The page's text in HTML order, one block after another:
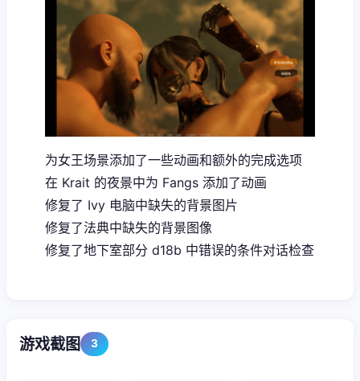
为女王场景添加了一些动画和额外的完成选项
在 Krait 的夜景中为 Fangs 添加了动画
修复了 Ivy 电脑中缺失的背景图片
修复了法典中缺失的背景图像
修复了地下室部分 d18b 中错误的条件对话检查
游戏截图 3